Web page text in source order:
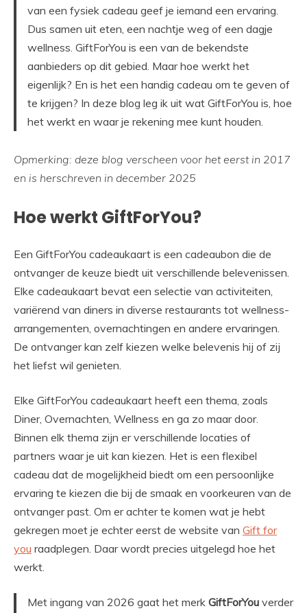
van een fysiek cadeau geef je iemand een ervaring.
Dus samen uit eten, een nachtje weg of een dagje
wellness. GiftForYou is een van de bekendste
aanbieders op dit gebied. Maar hoe werkt het
eigenlijk? En is het een handig cadeau om te geven of
te krijgen? In deze blog leg ik uit wat GiftForYou is, hoe
het werkt en waar je rekening mee kunt houden.
Opmerking: deze blog verscheen voor het eerst in 2017
en is herschreven in december 2025
Hoe werkt GiftForYou?
Een GiftForYou cadeaukaart is een cadeaubon die de
ontvanger de keuze biedt uit verschillende belevenissen.
Elke cadeaukaart bevat een selectie van activiteiten,
variërend van diners in diverse restaurants tot wellness-
arrangementen, overnachtingen en andere ervaringen.
De ontvanger kan zelf kiezen welke belevenis hij of zij
het liefst wil genieten.
Elke GiftForYou cadeaukaart heeft een thema, zoals
Diner, Overnachten, Wellness en ga zo maar door.
Binnen elk thema zijn er verschillende locaties of
partners waar je uit kan kiezen. Het is een flexibel
cadeau dat de mogelijkheid biedt om een persoonlijke
ervaring te kiezen die bij de smaak en voorkeuren van de
ontvanger past. Om er achter te komen wat je hebt
gekregen moet je echter eerst de website van Gift for
you raadplegen. Daar wordt precies uitgelegd hoe het
werkt.
Met ingang van 2026 gaat het merk GiftForYou verder